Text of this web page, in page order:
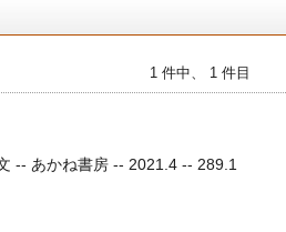
1 件中、 1 件目
-- あかね書房 -- 2021.4 -- 289.1